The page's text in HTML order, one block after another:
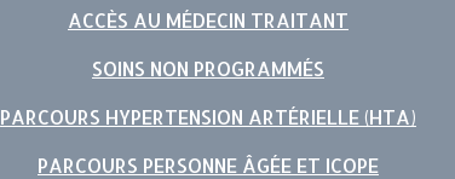
ACCÈS AU MÉDECIN TRAITANT
SOINS NON PROGRAMMÉS
PARCOURS HYPERTENSION ARTÉRIELLE (HTA)
PARCOURS PERSONNE ÂGÉE ET ICOPE